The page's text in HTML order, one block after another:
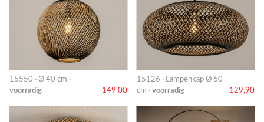
15550 · Ø 40 cm ·
voorradig
149,00
15126 · Lampenkap Ø 60
cm · voorradig 129,90